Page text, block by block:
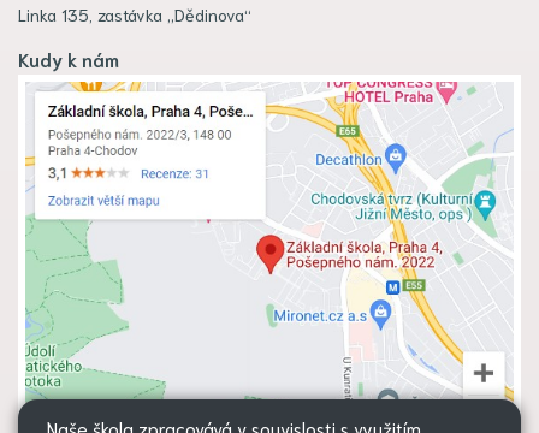
Linka 135, zastávka „Dědinova“
Kudy k nám
Naše škola zpracovává v souvislosti s využitím